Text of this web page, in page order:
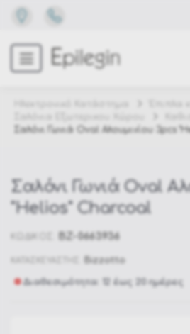
Σαλόνι Γωνιά Oval Αλουμινίου 3pcs
Σαλόνι Γωνιά Oval
"Helios" Charcoal
BZ-0663936
Bizzotto
Διαθεσιμότητα: 12 έως 20 ημέρες